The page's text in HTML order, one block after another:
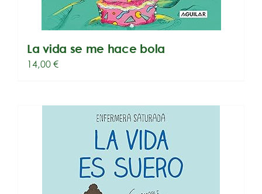
La vida se me hace bola
14,00€